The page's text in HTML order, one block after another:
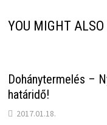
YOU MIGHT
Dohánytermelés –
határidő!
2017.01.18.